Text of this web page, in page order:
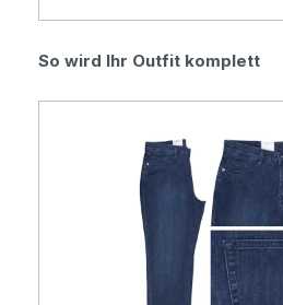
Produktgalerie überspringen
So wird Ihr Outfit komplett